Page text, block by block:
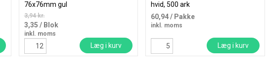
76x76mm gul
3,94 kr.
3,35 / Blok
inkl. moms
Læg i kurv
hvid, 500 ark
60,94/ Pakke
inkl. moms
Læg i kurv